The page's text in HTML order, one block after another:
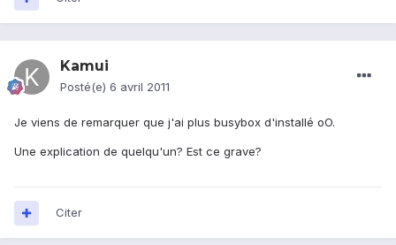
Kamui
Posté(e) 6 avril 2011
Je viens de remarquer que j'ai plus busybox d'installé oO.
Une explication de quelqu'un? Est ce grave?
Citer